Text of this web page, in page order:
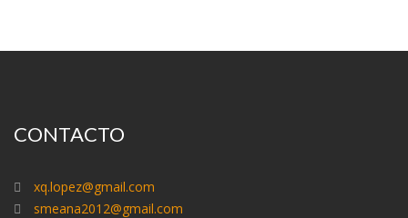
CONTACTO
xq.lopez@gmail.com
smeana2012@gmail.com